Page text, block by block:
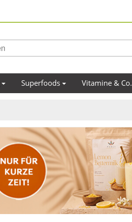
Superfoods Vitamine & Co.